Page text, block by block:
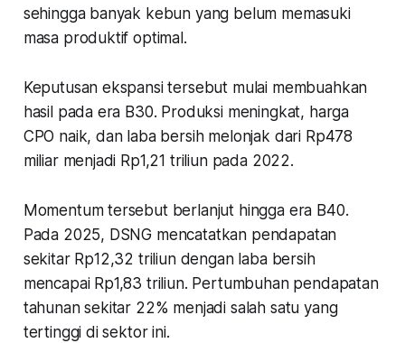
sehingga banyak kebun yang belum memasuki
masa produktif optimal.
Keputusan ekspansi tersebut mulai membuahkan
hasil pada era B30. Produksi meningkat, harga
CPO naik, dan laba bersih melonjak dari Rp478
miliar menjadi Rp1,21 triliun pada 2022.
Momentum tersebut berlanjut hingga era B40.
Pada 2025, DSNG mencatatkan pendapatan
sekitar Rp12,32 triliun dengan laba bersih
mencapai Rp1,83 triliun. Pertumbuhan pendapatan
tahunan sekitar 22% menjadi salah satu yang
tertinggi di sektor ini.